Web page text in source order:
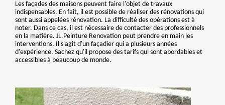
Les façades des maisons peuvent faire l'objet de travaux
indispensables. En fait, il est possible de réaliser des rénovations qui
sont aussi appelées rénovation. La difficulté des opérations est à
noter. Dans ce cas, il est nécessaire de contacter des professionnels
en la matière. JL.Peinture Renovation peut prendre en main les
interventions. Il s'agit d'un façadier qui a plusieurs années
d'expérience. Sachez qu'il propose des tarifs qui sont abordables et
accessibles à beaucoup de monde.